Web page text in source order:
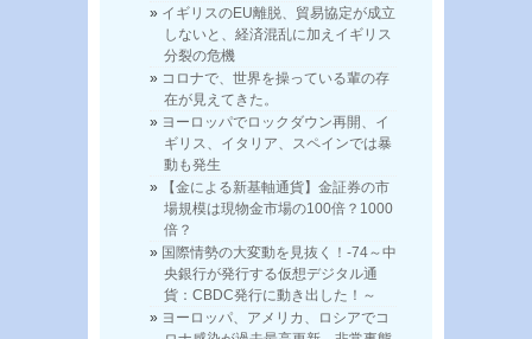
イギリスのEU離脱、貿易協定が成立
しないと、経済混乱に加えイギリス
分裂の危機
コロナで、世界を操っている輩の存
在が見えてきた。
ヨーロッパでロックダウン再開、イ
ギリス、イタリア、スペインでは暴
動も発生
【金による新基軸通貨】金証券の市
場規模は現物金市場の100倍？1000
倍？
国際情勢の大変動を見抜く！-74～中
央銀行が発行する仮想デジタル通
貨：CBDC発行に動き出した！～
ヨーロッパ、アメリカ、ロシアでコ